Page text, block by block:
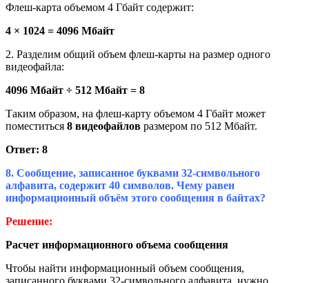
Флеш-карта объемом 4 Гбайт содержит:
4 × 1024 = 4096 Мбайт
2. Разделим общий объем флеш-карты на размер одного
видеофайла:
4096 Мбайт ÷ 512 Мбайт = 8
Таким образом, на флеш-карту объемом 4 Гбайт может
поместиться 8 видеофайлов размером по 512 Мбайт.
Ответ: 8
8. Сообщение, записанное буквами 32-символьного
алфавита, содержит 40 символов. Чему равен
информационный объём этого сообщения в байтах?
Решение:
Расчет информационного объема сообщения
Чтобы найти информационный объем сообщения,
записанного буквами 32-символьного алфавита, нужно